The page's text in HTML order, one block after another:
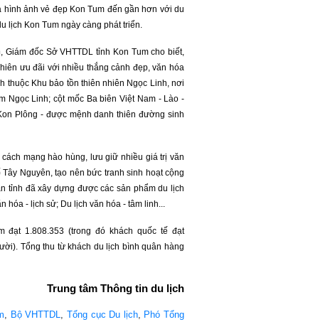
ảnh vẻ đẹp Kon Tum đến gần hơn với du
lịch Kon Tum ngày càng phát triển.
đốc Sở VHTTDL tỉnh Kon Tum cho biết,
ưu đãi với nhiều thắng cảnh đẹp, văn hóa
thuộc Khu bảo tồn thiên nhiên Ngọc Linh, nơi
Ngọc Linh; cột mốc Ba biên Việt Nam - Lào -
Plông - được mệnh danh thiên đường sinh
mạng hào hùng, lưu giữ nhiều giá trị văn
Nguyên, tạo nên bức tranh sinh hoạt cộng
tỉnh đã xây dựng được các sản phẩm du lịch
hóa - lịch sử; Du lịch văn hóa - tâm linh...
đạt 1.808.353 (trong đó khách quốc tế đạt
Tổng thu từ khách du lịch bình quân hàng
Trung tâm Thông tin du lịch
, Bộ VHTTDL, Tổng cục Du lịch, Phó Tổng